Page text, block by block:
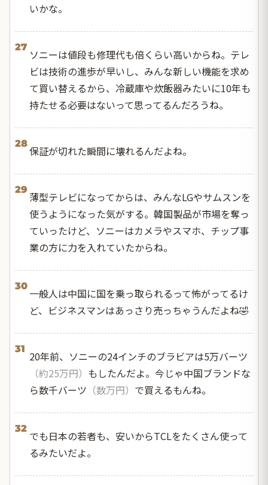
いかな。
27
ソニーは値段も修理代も倍くらい高いからね。テレ
ビは技術の進歩が早いし、みんな新しい機能を求め
て買い替えるから、冷蔵庫や炊飯器みたいに10年も
持たせる必要はないって思ってるんだろうね。
28
保証が切れた瞬間に壊れるんだよね。
29
薄型テレビになってからは、みんなLGやサムスンを
使うようになった気がする。韓国製品が市場を奪っ
ていったけど、ソニーはカメラやスマホ、チップ事
業の方に力を入れていたからね。
30
一般人は中国に国を乗っ取られるって怖がってるけ
ど、ビジネスマンはあっさり売っちゃうんだよね🤣
31
20年前、ソニーの24インチのブラビアは5万バーツ
（約25万円） もしたんだよ。今じゃ中国ブランドな
ら数千バーツ （数万円） で買えるもんね。
32
でも日本の若者も、安いからTCLをたくさん使って
るみたいだよ。